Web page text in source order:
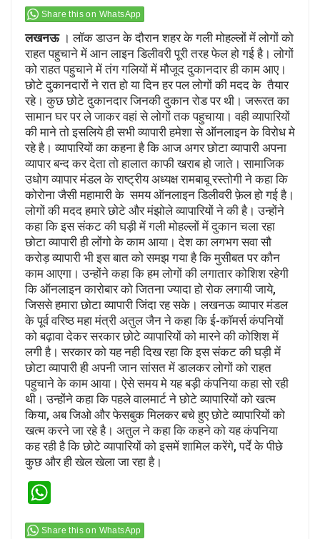
Share this on WhatsApp
लखनऊ। लॉक डाउन के दौरान शहर के गली मोहल्लों में लोगों को
राहत पहुचाने में आन लाइन डिलीवरी पूरी तरह फेल हो गई है। लोगों
को राहत पहुचाने में तंग गलियों में मौजूद दुकानदार ही काम आए।
छोटे दुकानदारों ने रात हो या दिन हर पल लोगों की मदद के तैयार
रहे। कुछ छोटे दुकानदार जिनकी दुकान रोड पर थी। जरूरत का
सामान घर पर ले जाकर वहां से लोगों तक पहुचाया। वही व्यापारियों
की माने तो इसलिये ही सभी व्यापारी हमेशा से ऑनलाइन के विरोध मे
रहे है। व्यापारियों का कहना है कि आज अगर छोटा व्यापारी अपना
व्यापार बन्द कर देता तो हालात काफी खराब हो जाते। सामाजिक
उधोग व्यापार मंडल के राष्ट्रीय अध्यक्ष रामबाबू रस्तोगी ने कहा कि
कोरोना जैसी महामारी के समय ऑनलाइन डिलीवरी फ़ेल हो गई है।
लोगों की मदद हमारे छोटे और मंझोले व्यापारियों ने की है। उन्होंने
कहा कि इस संकट की घड़ी में गली मोहल्लों में दुकान चला रहा
छोटा व्यापारी ही लोंगो के काम आया। देश का लगभग सवा सौ
करोड़ व्यापारी भी इस बात को समझ गया है कि मुसीबत पर कौन
काम आएगा। उन्होंने कहा कि हम लोगों की लगातार कोशिश रहेगी
कि ऑनलाइन कारोबार को जितना ज्यादा हो रोक लगायी जाये,
जिससे हमारा छोटा व्यापारी जिंदा रह सके। लखनऊ व्यापार मंडल
के पूर्व वरिष्ठ महा मंत्री अतुल जैन ने कहा कि ई-कॉमर्स कंपनियों
को बढ़ावा देकर सरकार छोटे व्यापारियों को मारने की कोशिश में
लगी है। सरकार को यह नही दिख रहा कि इस संकट की घड़ी में
छोटा व्यापारी ही अपनी जान सांसत में डालकर लोगों को राहत
पहुचाने के काम आया। ऐसे समय मे यह बड़ी कंपनिया कहा सो रही
थी। उन्होंने कहा कि पहले वालमार्ट ने छोटे व्यापारियों को खत्म
किया, अब जिओ और फेसबुक मिलकर बचे हुए छोटे व्यापारियों को
खत्म करने जा रहे है। अतुल ने कहा कि कहने को यह कंपनिया
कह रही है कि छोटे व्यापारियों को इसमें शामिल करेंगे, पर्दे के पीछे
कुछ और ही खेल खेला जा रहा है।
Share this on WhatsApp